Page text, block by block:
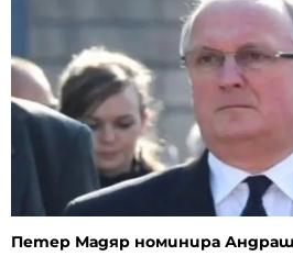
Петер Мадяр номинира Андраш